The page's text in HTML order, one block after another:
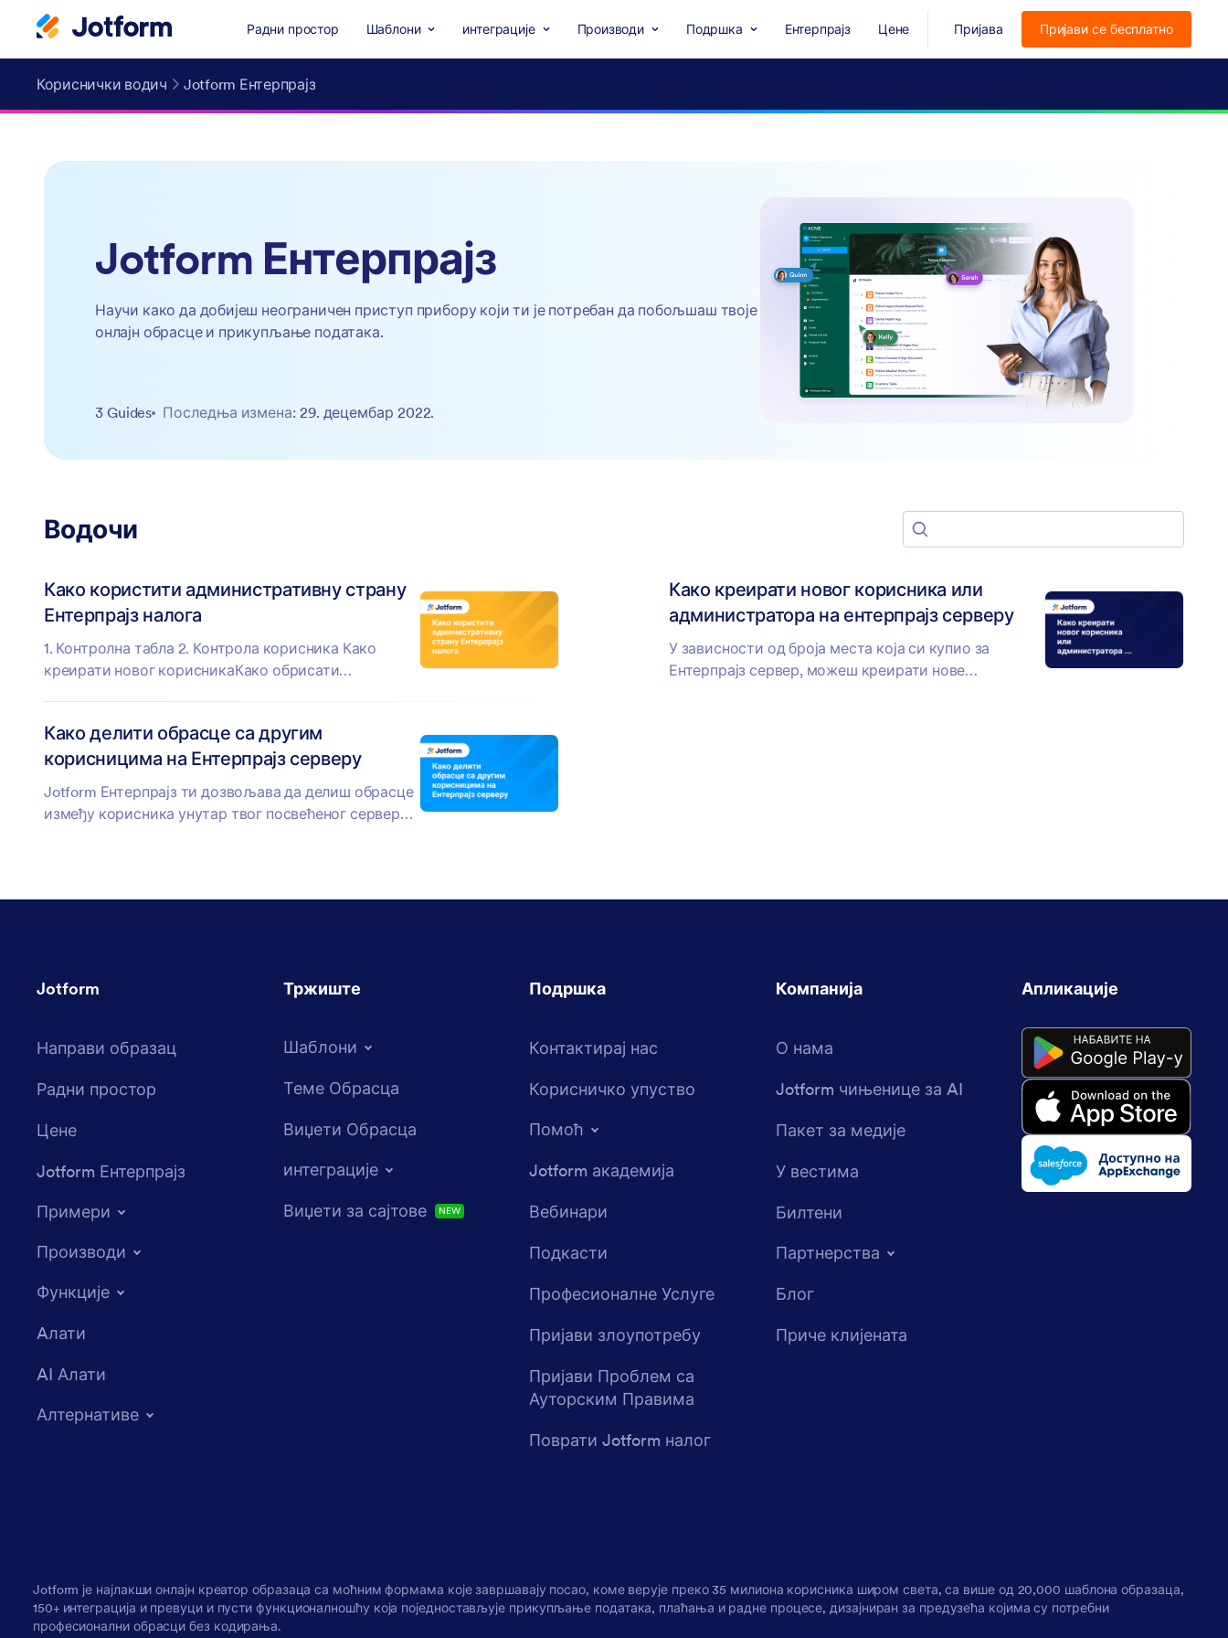
Радни простор Шаблони интеграције Производи Подршка Ентерпрајз Цене Пријава Пријави се бесплатно
Кориснички водич Jotform Ентерпрајз
Jotform Ентерпрајз
Научи како да добијеш неограничен приступ прибору који ти је потребан да побољшаш твоје
онлајн обрасце и прикупљање података.
3 Guides Последња измена: 29. децембар 2022.
Водочи Search for guides
Како користити административну страну
Ентерпрајз налога
1. Контролна табла 2. Контрола корисника Како
креирати новог корисникаКако обрисати
Како креирати новог корисника или
администратора на ентерпрајз серверу
У зависности од броја места која си купио за
Ентерпрајз сервер, можеш креирати нове
Како делити обрасце са другим
корисницима на Ентерпрајз серверу
Jotform Ентерпрајз ти дозвољава да делиш обрасце
између корисника унутар твог посвећеног сервера:
Jotform
Направи образац
Радни простор
Цене
Jotform Ентерпрајз
Примери
Производи
Функције
Aлати
AI Алати
Алтернативе
Тржиште
Шаблони
Теме Обрасца
Виџети Обрасца
интеграције
Виџети за сајтове
NEW
Подршка
Контактирај нас
Корисничко упуство
Помоћ
Jotform академија
Вебинари
Подкасти
Професионалне Услуге
Пријави злоупотребу
Пријави Проблем са
Ауторским Правима
Поврати Jotform налог
Компанија
О нама
Jotform чињенице за AI
Пакет за медије
У вестима
Билтени
Партнерства
Блог
Приче клијената
Апликације
Jotform је најлакши онлајн креатор образаца са моћним формама које завршавају посао, коме верује преко 35 милиона корисника широм света, са више од 20,000 шаблона образаца,
150+ интеграција и превуци и пусти функционалношћу која поједностављује прикупљање података, плаћања и радне процесе, дизајниран за предузећа којима су потребни
професионални обрасци без кодирања.